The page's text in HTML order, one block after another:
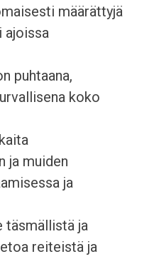
määrättyjä
ajoissa
puhtaana,
koko
ja muiden
ja
täsmällistä ja
reiteistä ja